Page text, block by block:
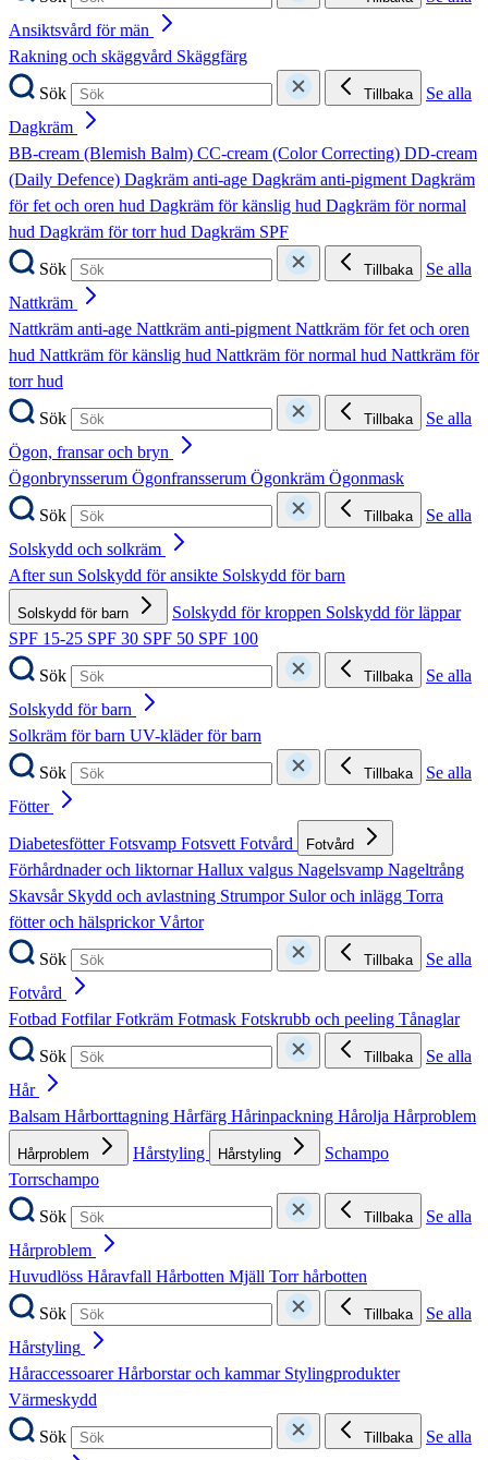
Ansiktsvård för män
Rakning och skäggvård Skäggfärg
Sök
Tillbaka
Se alla
Dagkräm
BB-cream (Blemish Balm) CC-cream (Color Correcting) DD-cream
(Daily Defence) Dagkräm anti-age Dagkräm anti-pigmentDagkräm
för fet och oren hud Dagkräm för känslig hud Dagkräm för normal
hud Dagkräm för torr hud Dagkräm SPF
Sök
Tillbaka
Se alla
Nattkräm
Nattkräm anti-age Nattkräm anti-pigmentNattkräm för fet och oren
hud Nattkräm för känslig hud Nattkräm för normal hud Nattkräm för
torr hud
Sök
Tillbaka
Se alla
Ögon, fransar och bryn
Ögonbrynsserum Ögonfransserum Ögonkräm Ögonmask
Sök
Tillbaka
Se alla
Solskydd och solkräm
After sun Solskydd för ansikte Solskydd för barn
Solskydd för barn Solskydd för kroppen Solskydd för läppar
SPF 15-25 SPF 30 SPF 50 SPF 100
Sök
Tillbaka
Se alla
Solskydd för barn
Solkräm för barn UV-kläder för barn
Sök
Tillbaka
Se alla
Fötter
DiabetesfötterFotsvamp FotsvettFotvård Fotvård
Förhårdnader och liktornarHallux valgus Nagelsvamp Nageltrång
Skavsår Skydd och avlastning Strumpor Sulor och inlägg Torra
fötter och hälsprickorVårtor
Sök
Tillbaka
Se alla
Fotvård
Fotbad FotfilarFotkräm Fotmask Fotskrubb och peeling Tånaglar
Sök
Tillbaka
Se alla
Hår
Balsam Hårborttagning Hårfärg Hårinpackning Hårolja Hårproblem
Hårproblem Hårstyling Hårstyling
Schampo
Torrschampo
Sök
Tillbaka
Se alla
Hårproblem
Huvudlöss Håravfall Hårbotten Mjäll Torr hårbotten
Sök
Tillbaka
Se alla
Hårstyling
HåraccessoarerHårborstar och kammar Stylingprodukter
Värmeskydd
Sök
Tillbaka
Se alla